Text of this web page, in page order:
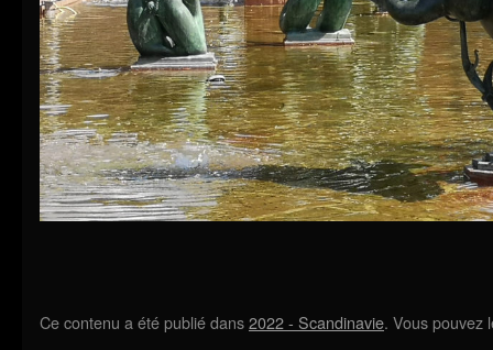
Ce contenu a été publié dans2022 - Scandinavie. Vous pouvez